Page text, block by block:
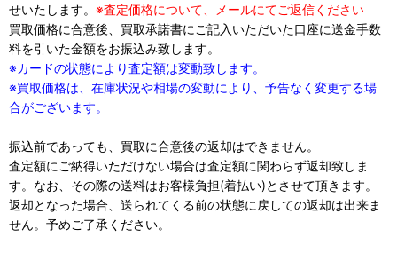
せいたします。 ※査定価格について、メールにてご返信ください
買取価格に合意後、買取承諾書にご記入いただいた口座に送金手数
料を引いた金額をお振込み致します。
※カードの状態により査定額は変動致します。
※買取価格は、在庫状況や相場の変動により、予告なく変更する場
合がございます。
振込前であっても、買取に合意後の返却はできません。
査定額にご納得いただけない場合は査定額に関わらず返却致しま
す。なお、その際の送料はお客様負担(着払い)とさせて頂きます。
返却となった場合、送られてくる前の状態に戻しての返却は出来ま
せん。予めご了承ください。